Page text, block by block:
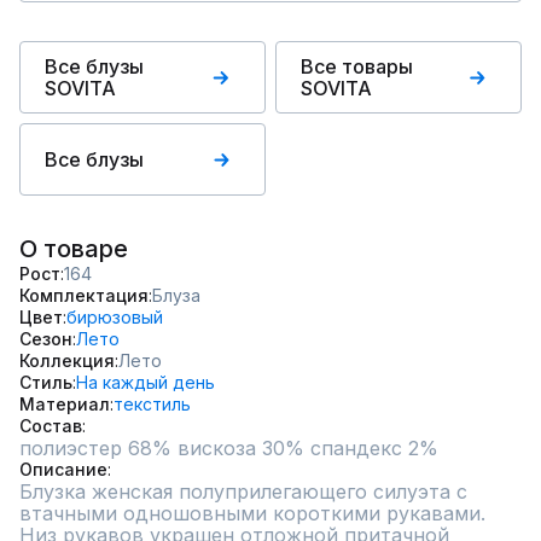
Все блузы
SOVITA
Все товары
SOVITA
Все блузы
О товаре
Рост 164
Комплектация Блуза
Цвет бирюзовый
Сезон Лето
Коллекция Лето
СтильНа каждый день
Материал текстиль
Состав
полиэстер 68% вискоза 30% спандекс 2%
Описание
Блузка женская полуприлегающего силуэта с
втачными одношовными короткими рукавами.
Низ рукавов украшен отложной притачной